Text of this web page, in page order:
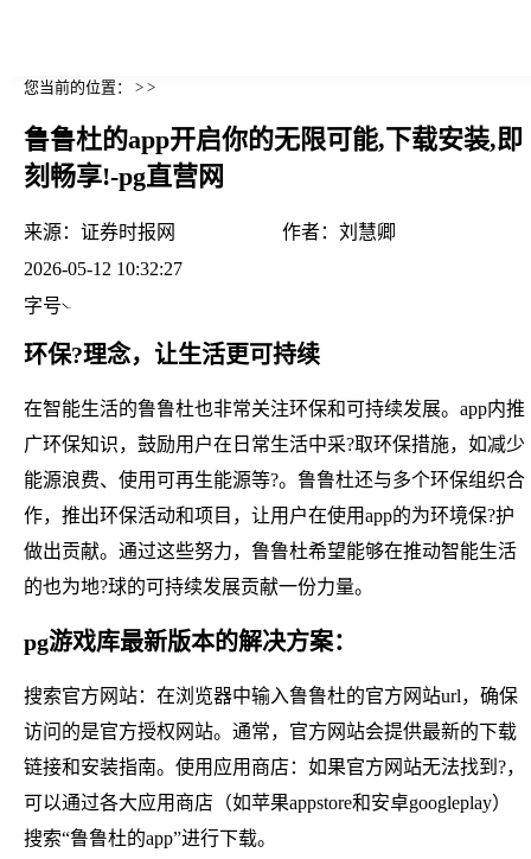
您当前的位置： > >
鲁鲁杜的app开启你的无限可能,下载安装,即
刻畅享!-pg直营网
来源： 证券时报网 作者： 刘慧卿
2026-05-12 10:32:27
字号
环保?理念，让生活更可持续
在智能生活的鲁鲁杜也非常关注环保和可持续发展。app内推
广环保知识，鼓励用户在日常生活中采?取环保措施，如减少
能源浪费、使用可再生能源等?。鲁鲁杜还与多个环保组织合
作，推出环保活动和项目，让用户在使用app的为环境保?护
做出贡献。通过这些努力，鲁鲁杜希望能够在推动智能生活
的也为地?球的可持续发展贡献一份力量。
pg游戏库最新版本的解决方案：
搜索官方网站：在浏览器中输入鲁鲁杜的官方网站url，确保
访问的是官方授权网站。通常，官方网站会提供最新的下载
链接和安装指南。使用应用商店：如果官方网站无法找到?，
可以通过各大应用商店（如苹果appstore和安卓googleplay）
搜索“鲁鲁杜的app”进行下载。